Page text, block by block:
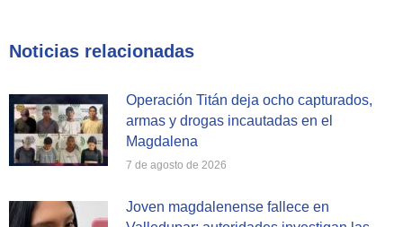
Noticias relacionadas
Operación Titán deja ocho capturados,
armas y drogas incautadas en el
Magdalena
7 de agosto de 2026
Joven magdalenense fallece en